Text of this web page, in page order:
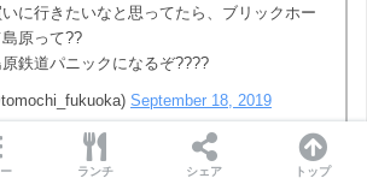
に行きたいなと思ってたら、ブリックホー
原って??
鉄道パニックになるぞ????
September 18, 2019
ランチ シェア トップ